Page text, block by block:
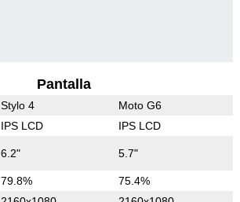
Pantalla
Stylo 4 Moto G6
IPS LCD IPS LCD
6.2" 5.7"
79.8% 75.4%